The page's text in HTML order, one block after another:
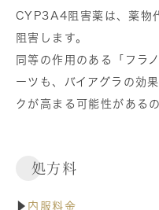
CYP3A4阻害薬は、薬物
阻害します。
同等の作用のある「フラ
ーツも、バイアグラの効
クが高まる可能性がある
処方料
▶ 内服料金